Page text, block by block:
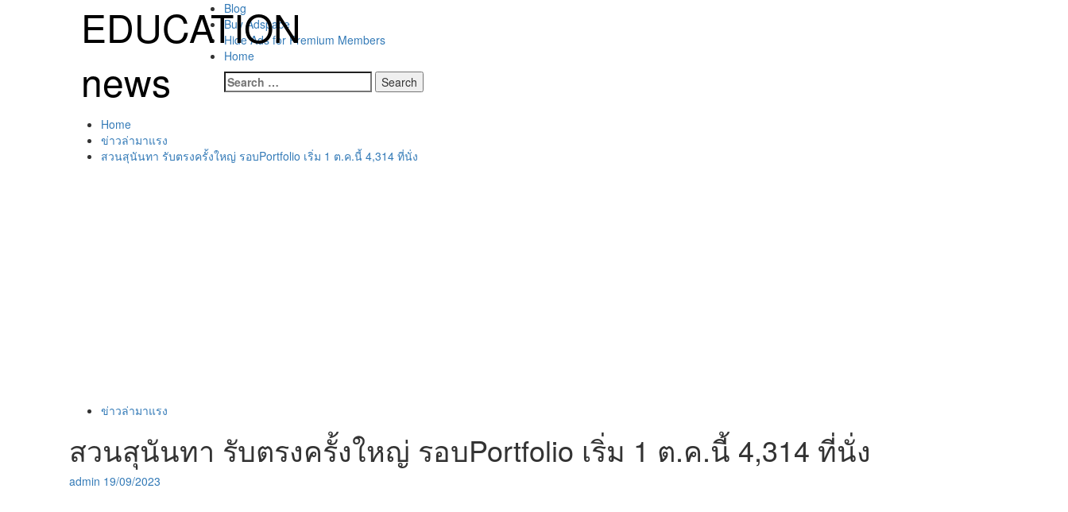
EDUCATION
news
Primary
Menu
Blog
Buy Adspace
Hide Ads for Premium Members
Home
Search
for:
Home
ข่าวล่ามาแรง
สวนสุนันทา รับตรงครั้งใหญ่ รอบPortfolio เริ่ม 1 ต.ค.นี้ 4,314 ที่นั่ง
ข่าวล่ามาแรง
สวนสุนันทา รับตรงครั้งใหญ่ รอบPortfolio เริ่ม 1 ต.ค.นี้ 4,314 ที่นั่ง
admin 19/09/2023